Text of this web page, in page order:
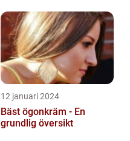
12 januari 2024
Bäst ögonkräm - En
grundlig översikt